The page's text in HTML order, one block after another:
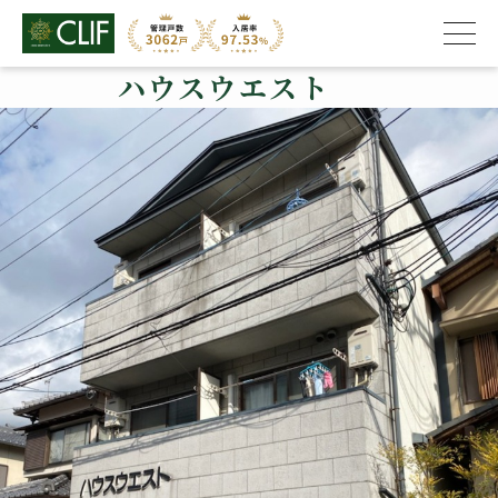
ハウスウエスト
株式会社クライフ 管理物件の紹介 西京区>ハウスウエスト
ハウスウエスト